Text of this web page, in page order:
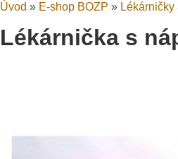
Úvod » E-shop BOZP »
Lékárnička s